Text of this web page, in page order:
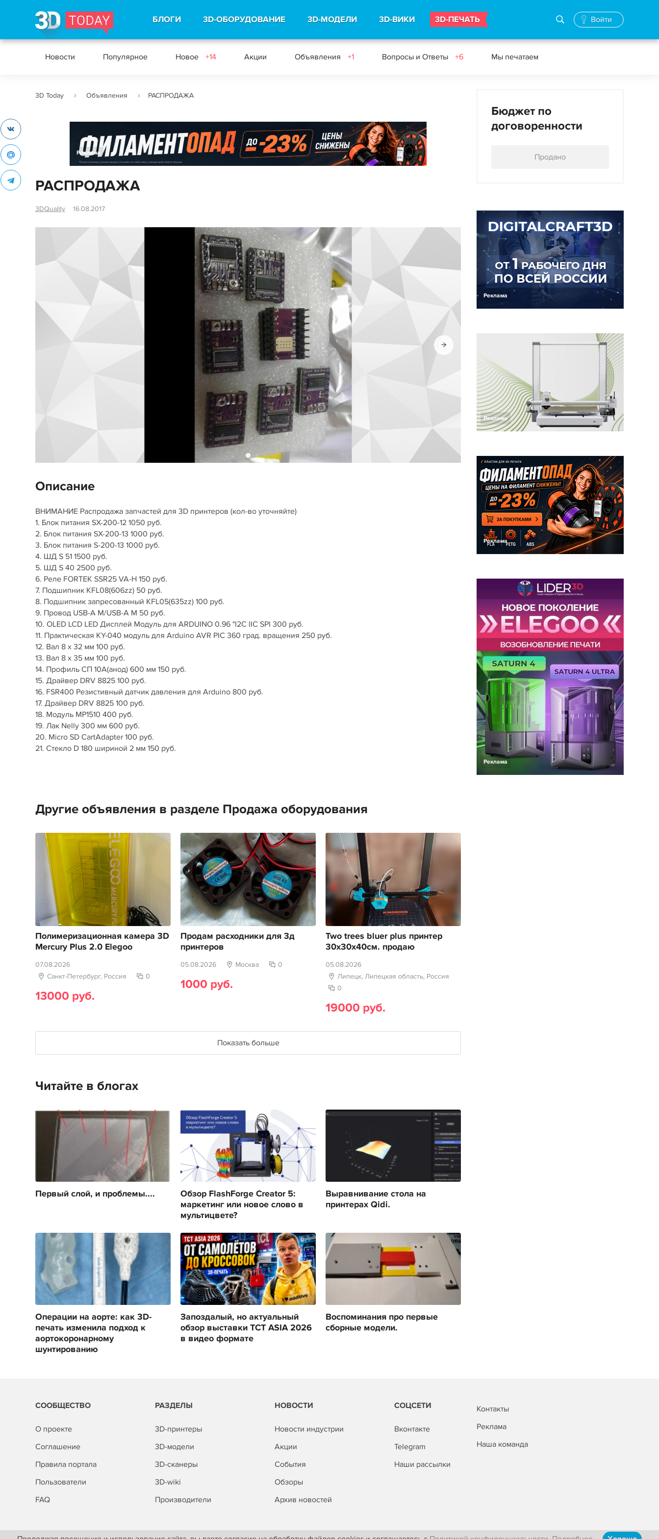
БЛОГИ 3D-ОБОРУДОВАНИЕ 3D-МОДЕЛИ 3D-ВИКИ 3D-ПЕЧАТЬ Войти
Новости Популярное Новое +14 Акции Объявления +1 Вопросы и Ответы +6 Мы печатаем
3D Today Объявления РАСПРОДАЖА
Реклама
РАСПРОДАЖА
3DQuality 16.08.2017
Описание
ВНИМАНИЕ Распродажа запчастей для 3D принтеров (кол-во уточняйте)
1. Блок питания SX-200-12 1050 руб.
2. Блок питания SX-200-13 1000 руб.
3. Блок питания S-200-13 1000 руб.
4. ШД S 51 1500 руб.
5. ШД S 40 2500 руб.
6. Реле FORTEK SSR25 VA-H 150 руб.
7. Подшипник KFL08(606zz) 50 руб.
8. Подшипник запресованный KFL05(635zz) 100 руб.
9. Провод USB-A M/USB-A M 50 руб.
10. OLED LCD LED Дисплей Модуль для ARDUINO 0.96 "I2C IIC SPI 300 руб.
11. Практическая KY-040 модуль для Arduino AVR PIC 360 град. вращения 250 руб.
12. Вал 8 х 32 мм 100 руб.
13. Вал 8 х 35 мм 100 руб.
14. Профиль СП 10А(анод) 600 мм 150 руб.
15. Драйвер DRV 8825 100 руб.
16. FSR400 Резистивный датчик давления для Arduino 800 руб.
17. Драйвер DRV 8825 100 руб.
18. Модуль MP1510 400 руб.
19. Лак Nelly 300 мм 600 руб.
20. Micro SD CartAdapter 100 руб.
21. Стекло D 180 шириной 2 мм 150 руб.
Другие объявления в разделе Продажа оборудования
Полимеризационная камера 3D
Mercury Plus 2.0 Elegoo
07.08.2026
Санкт-Петербург, Россия
0
13000 руб.
Продам расходники для 3д
принтеров
05.08.2026 Москва 0
1000 руб.
Two trees bluer plus принтер
30х30х40см. продаю
05.08.2026
Липецк, Липецкая область, Россия
0
19000 руб.
Показать больше
Читайте в блогах
Первый слой, и проблемы....
Обзор FlashForge Creator 5:
маркетинг или новое слово в
мультицвете?
Выравнивание стола на
принтерах Qidi.
Операции на аорте: как 3D-
печать изменила подход к
аортокоронарному
шунтированию
Запоздалый, но актуальный
обзор выставки TCT ASIA 2026
в видео формате
Воспоминания про первые
сборные модели.
Бюджет по
договоренности
Продано
Реклама
Реклама
Реклама
Реклама
СООБЩЕСТВО
О проекте
Соглашение
Правила портала
Пользователи
FAQ
РАЗДЕЛЫ
3D-принтеры
3D-модели
3D-сканеры
3D-wiki
Производители
НОВОСТИ
Новости индустрии
Акции
События
Обзоры
Архив новостей
СОЦСЕТИ
Вконтакте
Telegram
Наши рассылки
Контакты
Реклама
Наша команда